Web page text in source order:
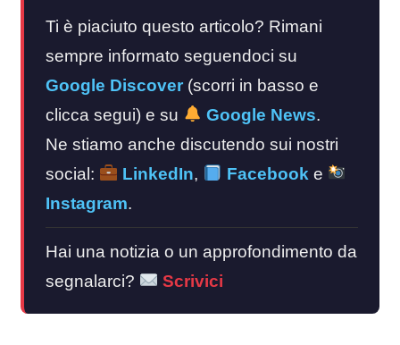
Ti è piaciuto questo articolo? Rimani
sempre informato seguendoci su
Google Discover (scorri in basso e
clicca segui) e su
Google News.
Ne stiamo anche discutendo sui nostri
social:
LinkedIn, Facebook e
Instagram.
Hai una notizia o un approfondimento da
segnalarci?
Scrivici